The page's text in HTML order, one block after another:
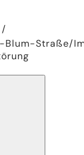
Blum-Straße/